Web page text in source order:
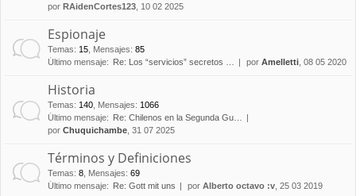
por RAidenCortes123 , 10 02 2025
Espionaje
Temas: 15 Mensajes: 85
Último mensaje:
Re: Los “servicios” secretos … por Amelletti , 08 05 2020
Historia
Temas: 140 Mensajes: 1066
Último mensaje:
Re: Chilenos en la Segunda Gu…
por Chuquichambe , 31 07 2025
Términos y Definiciones
Temas: 8 Mensajes: 69
Último mensaje:
Re: Gott mit uns por Alberto octavo :v , 25 03 2019